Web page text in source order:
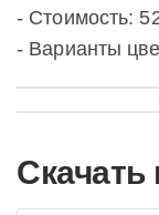
- Стоимость:
- Варианты
Скачать